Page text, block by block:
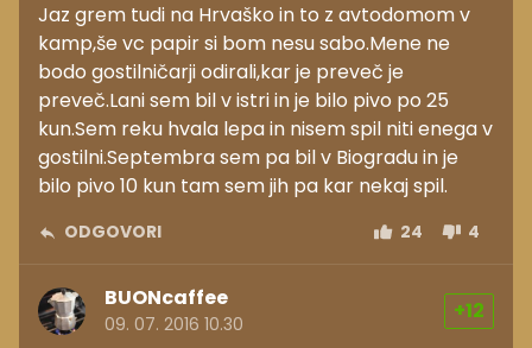
Jaz grem tudi na Hrvaško in to z avtodomom v
kamp,še vc papir si bom nesu sabo.Mene ne
bodo gostilničarji odirali,kar je preveč je
preveč.Lani sem bil v istri in je bilo pivo po 25
kun.Sem reku hvala lepa in nisem spil niti enega v
gostilni.Septembra sem pa bil v Biogradu in je
bilo pivo 10 kun tam sem jih pa kar nekaj spil.
ODGOVORI 24 4
BUONcaffee
09. 07. 2016 10.30
+12